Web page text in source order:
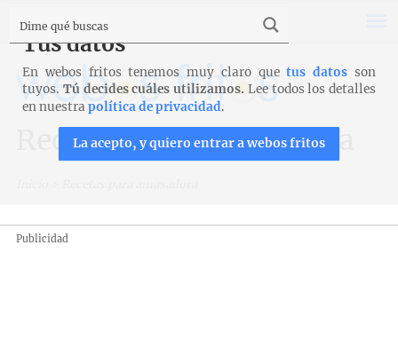
Recetas para amasadora
Publicidad
Tus datos
En webos fritos tenemos muy claro quetus datos son
tuyos. Tú decides cuáles utilizamos. Lee todos los detalles
en nuestrapolítica de privacidad.
La acepto, y quiero entrar a webos fritos